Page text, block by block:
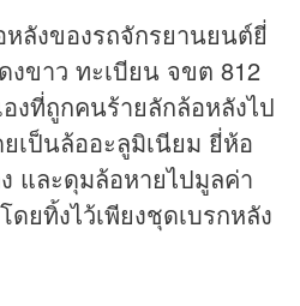
ลังของรถจักรยานยนต์ยี่
ขาว ทะเบียน จขต 812
งที่ถูกคนร้ายลักล้อหลังไป
เป็นล้ออะลูมิเนียม ยี่ห้อ
และดุมล้อหายไปมูลค่า
ยทิ้งไว้เพียงชุดเบรกหลัง